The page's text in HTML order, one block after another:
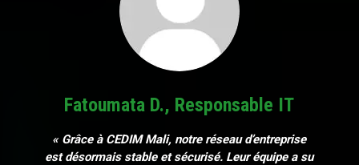
Fatoumata D., Responsable IT
« Grâce à CEDIM Mali, notre réseau d’entreprise
est désormais stable et sécurisé. Leur équipe a su